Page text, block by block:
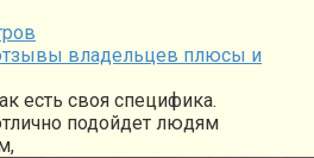
владельцев плюсы и
есть своя специфика.
подойдет людям